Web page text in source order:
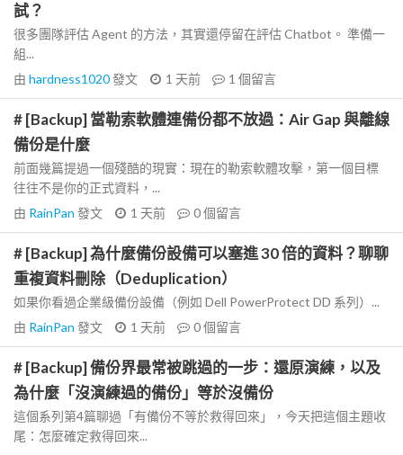
試？
很多團隊評估 Agent 的方法，其實還停留在評估 Chatbot。 準備一
組...
由 hardness1020發文 1 天前 1 個留言
# [Backup] 當勒索軟體連備份都不放過：Air Gap 與離線
備份是什麼
前面幾篇提過一個殘酷的現實：現在的勒索軟體攻擊，第一個目標
往往不是你的正式資料，...
由 RainPan 發文 1 天前 0個留言
# [Backup] 為什麼備份設備可以塞進 30 倍的資料？聊聊
重複資料刪除（Deduplication）
如果你看過企業級備份設備（例如 Dell PowerProtect DD 系列）...
由 RainPan 發文 1 天前 0個留言
# [Backup] 備份界最常被跳過的一步：還原演練，以及
為什麼「沒演練過的備份」等於沒備份
這個系列第4篇聊過「有備份不等於救得回來」，今天把這個主題收
尾：怎麼確定救得回來...